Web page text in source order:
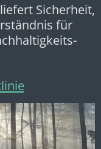
Sicherheit,
für